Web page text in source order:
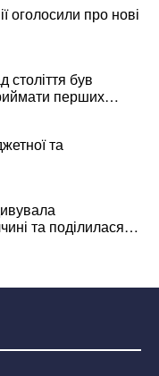
оголосили про нові
століття був
перших
та
та поділилася